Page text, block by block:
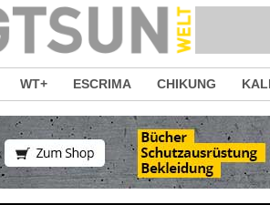
WT+ ESCRIMA CHIKUNG